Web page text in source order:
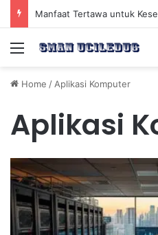
Menu
Home / Aplikasi Komputer
Aplikasi